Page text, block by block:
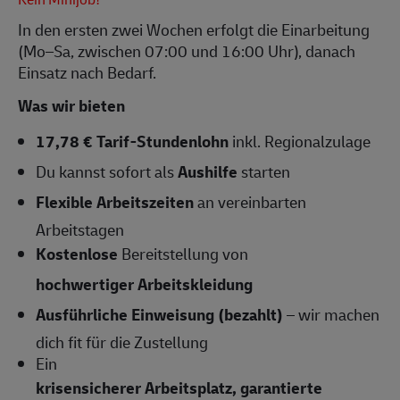
In den ersten zwei Wochen erfolgt die Einarbeitung
(Mo–Sa, zwischen 07:00 und 16:00 Uhr), danach
Einsatz nach Bedarf.
Was wir bieten
17,78 € Tarif-Stundenlohninkl. Regionalzulage
Du kannst sofort alsAushilfe starten
Flexible Arbeitszeitenan vereinbarten
Arbeitstagen
Kostenlose Bereitstellung von
hochwertiger Arbeitskleidung
Ausführliche Einweisung (bezahlt)– wir machen
dich fit für die Zustellung
Ein
krisensicherer Arbeitsplatz, garantierte